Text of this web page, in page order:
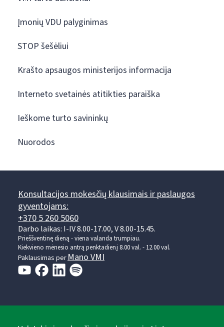
Įmonių VDU palyginimas
STOP šešėliui
Krašto apsaugos ministerijos informacija
Interneto svetainės atitikties paraiška
Ieškome turto savininkų
Nuorodos
Konsultacijos mokesčių klausimais ir paslaugos
gyventojams:
+370 5 260 5060
Darbo laikas: I-IV 8.00-17.00, V 8.00-15.45.
Prieššventinę dieną - viena valanda trumpiau.
Kiekvieno mėnesio antrą penktadienį 8.00 val. - 12.00 val.
Paklausimas perMano VMI